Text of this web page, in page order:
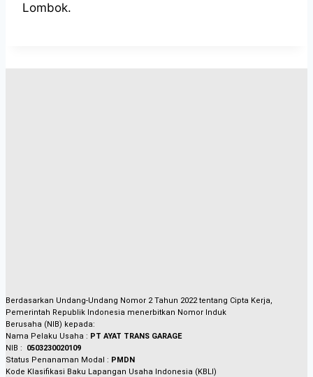
Lombok.
Berdasarkan Undang-Undang Nomor 2 Tahun 2022 tentang Cipta Kerja,
Pemerintah Republik Indonesia menerbitkan Nomor Induk
Berusaha (NIB) kepada:
Nama Pelaku Usaha : PT AYAT TRANS GARAGE
NIB :
0503230020109
Status Penanaman Modal : PMDN
Kode Klasifikasi Baku Lapangan Usaha Indonesia (KBLI)